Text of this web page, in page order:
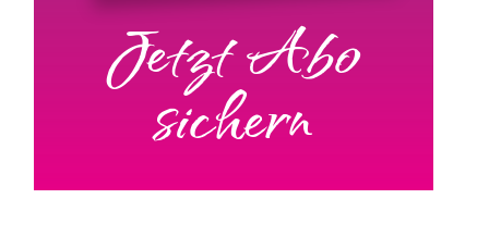
Jetzt Abo
sichern